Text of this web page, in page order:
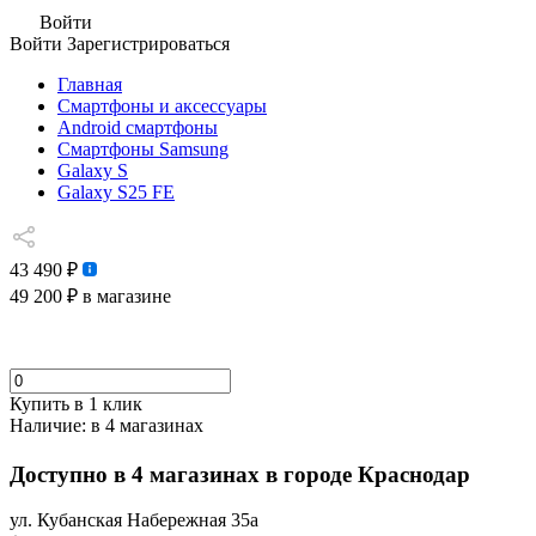
Войти
Войти Зарегистрироваться
Главная
Смартфоны и аксессуары
Android cмартфоны
Смартфоны Samsung
Galaxy S
Galaxy S25 FE
43 490 ₽
49 200 ₽ в магазине
Купить в 1 клик
Наличие: в 4 магазинах
Доступно в 4 магазинах в городе Краснодар
ул. Кубанская Набережная 35а